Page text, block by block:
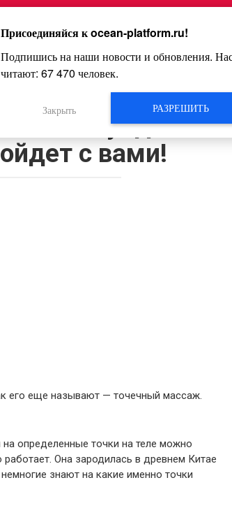
60 секунд и вы
с вами!
его еще называют — точечный массаж.
определенные точки на теле можно
Она зародилась в древнем Китае
знают на какие именно точки
Присоединяйся кocean-platform.ru!
Подпишись на наши новости и обновления.
читают: 67 470 человек.
РАЗРЕШИТЬ
Закрыть